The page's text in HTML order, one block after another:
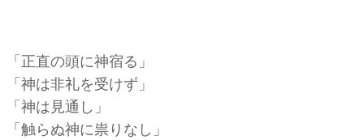
「正直の頭に神宿る」
「神は非礼を受けず」
「神は見通し」
「触らぬ神に祟りなし」